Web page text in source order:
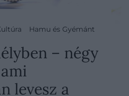
Hamu és Gyémánt
– négy
levesz a